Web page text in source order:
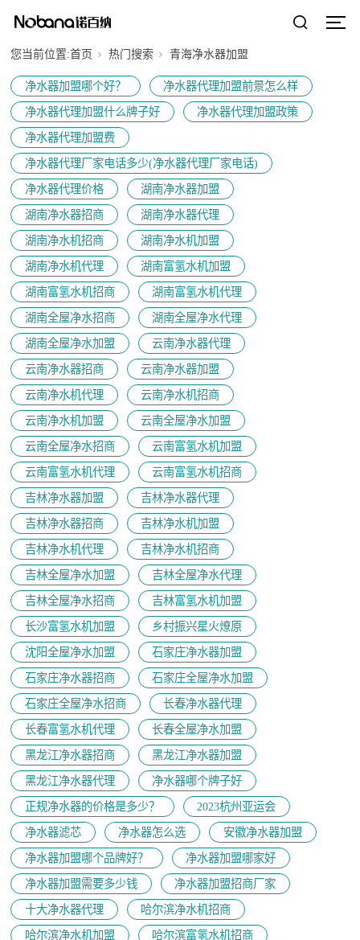
您当前位置:首页 热门搜索 青海净水器加盟
净水器加盟哪个好？
净水器代理加盟前景怎么样
净水器代理加盟什么牌子好
净水器代理加盟政策
净水器代理加盟费
净水器代理厂家电话多少(净水器代理厂家电话)
净水器代理价格
湖南净水器加盟
湖南净水器招商
湖南净水器代理
湖南净水机招商
湖南净水机加盟
湖南净水机代理
湖南富氢水机加盟
湖南富氢水机招商
湖南富氢水机代理
湖南全屋净水招商
湖南全屋净水代理
湖南全屋净水加盟
云南净水器代理
云南净水器招商
云南净水器加盟
云南净水机代理
云南净水机招商
云南净水机加盟
云南全屋净水加盟
云南全屋净水招商
云南富氢水机加盟
云南富氢水机代理
云南富氢水机招商
吉林净水器加盟
吉林净水器代理
吉林净水器招商
吉林净水机加盟
吉林净水机代理
吉林净水机招商
吉林全屋净水加盟
吉林全屋净水代理
吉林全屋净水招商
吉林富氢水机加盟
长沙富氢水机加盟
乡村振兴星火燎原
沈阳全屋净水加盟
石家庄净水器加盟
石家庄净水器招商
石家庄全屋净水加盟
石家庄全屋净水招商
长春净水器代理
长春富氢水机代理
长春全屋净水加盟
黑龙江净水器招商
黑龙江净水器加盟
黑龙江净水器代理
净水器哪个牌子好
正规净水器的价格是多少？
2023杭州亚运会
净水器滤芯
净水器怎么选
安徽净水器加盟
净水器加盟哪个品牌好？
净水器加盟哪家好
净水器加盟需要多少钱
净水器加盟招商厂家
十大净水器代理
哈尔滨净水机招商
哈尔滨净水机加盟
哈尔滨富氢水机招商